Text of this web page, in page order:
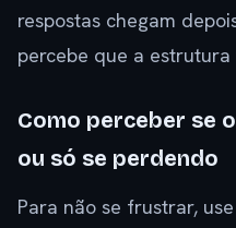
respostas chegam
percebe que a
Como perceber se
ou só se perdendo
Para não se frustrar,